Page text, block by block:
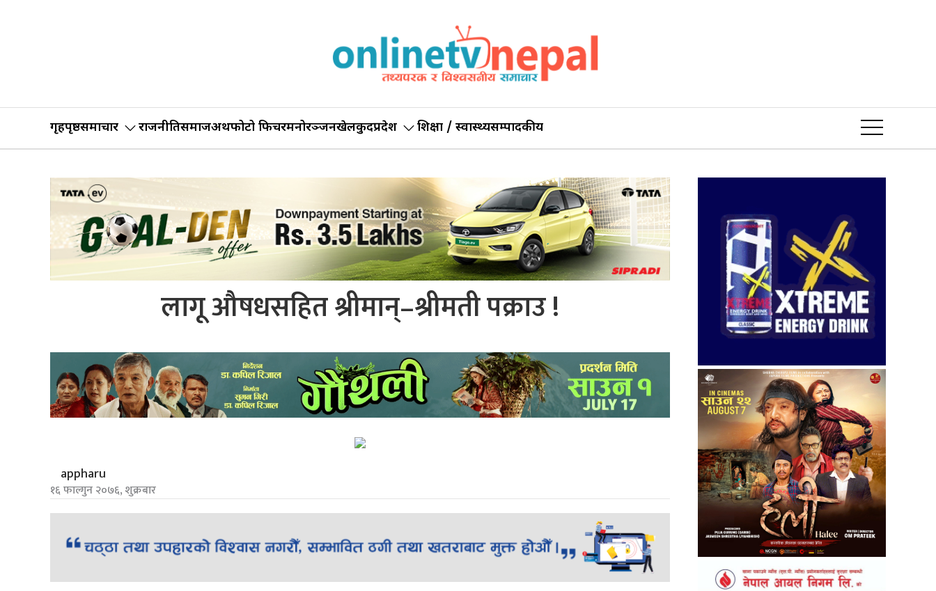
गृहपृष्ठसमाचार राजनीतिसमाजअर्थफोटो फिचरमनोरञ्जनखेलकुदप्रदेश शिक्षा / स्वास्थ्यसम्पादकीय
लागू औषधसहित श्रीमान्–श्रीमती पक्राउ !
appharu
१६ फाल्गुन २०७६, शुक्रबार